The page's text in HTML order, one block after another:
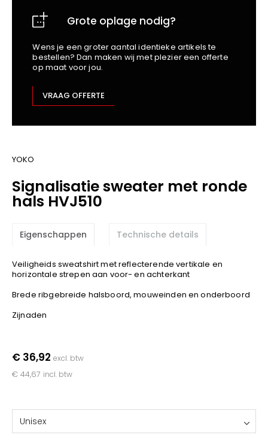
Hydrowear
Jassz
Kariban
M-Safe
OXXA
Premier
Promodoro
Result
Safety Jogger
Shugon
Spiro
Stanley/Stella
Grote oplage nodig?
Wens je een groter aantal identieke artikels te
bestellen? Dan maken wij met plezier een offerte
op maat voor jou.
VRAAG OFFERTE
YOKO
Signalisatie sweater met ronde
hals HVJ510
Eigenschappen Technische details
Veiligheids sweatshirt met reflecterende vertikale en
horizontale strepen aan voor- en achterkant
Brede ribgebreide halsboord, mouweinden en onderboord
Zijnaden
€ 36,92 excl. btw
€ 44,67 incl. btw
Unisex